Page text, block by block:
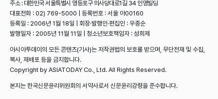
주소 : 대한민국 서울특별시 영등포구 의사당대로1길 34 인영빌딩
대표전화 : 02) 769-5000 | 등록번호 : 서울 아00160
등록일 : 2006년 1월 18일 | 회장·발행인·편집인 : 우종순
발행일자 : 2005년 11월 11일 | 청소년보호책임자 : 성희제
아시아투데이의 모든 콘텐츠(기사)는 저작권법의 보호를 받으며, 무단전재 및 수집,
복사, 재배포 등을 금지합니다.
Copyright by ASIATODAY Co., Ltd. All Rights Reserved.
본지는 한국신문윤리위원회의 서약사로서 신문윤리강령을 준수합니다.